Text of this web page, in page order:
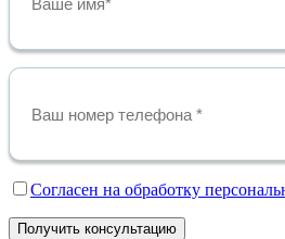
Cогласен на обработку
Получить консультацию